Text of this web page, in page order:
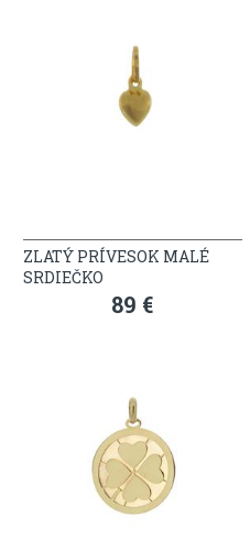
ZLATÝ PRÍVESOK MALÉ
SRDIEČKO
89 €